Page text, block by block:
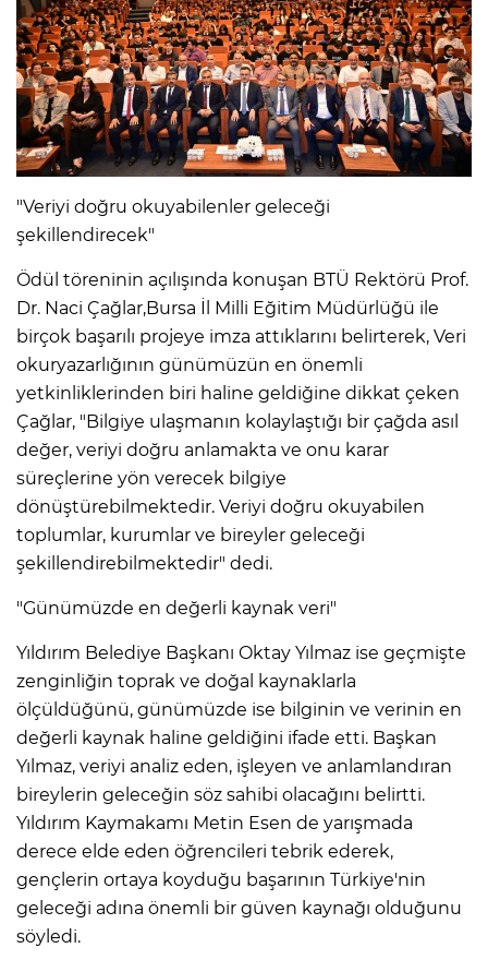
"Veriyi doğru okuyabilenler geleceği
şekillendirecek"
Ödül töreninin açılışında konuşan BTÜ Rektörü Prof.
Dr. Naci Çağlar,Bursa İl Milli Eğitim Müdürlüğü ile
birçok başarılı projeye imza attıklarını belirterek, Veri
okuryazarlığının günümüzün en önemli
yetkinliklerinden biri haline geldiğine dikkat çeken
Çağlar, "Bilgiye ulaşmanın kolaylaştığı bir çağda asıl
değer, veriyi doğru anlamakta ve onu karar
süreçlerine yön verecek bilgiye
dönüştürebilmektedir. Veriyi doğru okuyabilen
toplumlar, kurumlar ve bireyler geleceği
şekillendirebilmektedir" dedi.
"Günümüzde en değerli kaynak veri"
Yıldırım Belediye Başkanı Oktay Yılmaz ise geçmişte
zenginliğin toprak ve doğal kaynaklarla
ölçüldüğünü, günümüzde ise bilginin ve verinin en
değerli kaynak haline geldiğini ifade etti. Başkan
Yılmaz, veriyi analiz eden, işleyen ve anlamlandıran
bireylerin geleceğin söz sahibi olacağını belirtti.
Yıldırım Kaymakamı Metin Esen de yarışmada
derece elde eden öğrencileri tebrik ederek,
gençlerin ortaya koyduğu başarının Türkiye'nin
geleceği adına önemli bir güven kaynağı olduğunu
söyledi.